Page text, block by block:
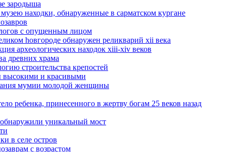
зародыша
находки, обнаруженные в сарматском кургане
с опущенным лицом
hовгороде обнаружен реликварий xii века
археологических находок xiii-xiv веков
древних храма
строительства крепостей
высокими и красивыми
мумии молодой женщины
ребенка, принесенного в жертву богам 25 веков назад
уникальный мост
в селе остров
с возрастом